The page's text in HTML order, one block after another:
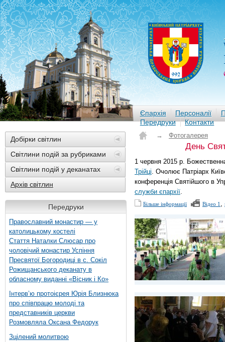
Єпархія Персоналії
Передруки
Контакти
Добірки світлин
Світлини подій за рубриками
Світлини подій у деканатах
Архів світлин
Передруки
Православний монастир — у
католицькому костелі
Стаття Наталки Слюсар про
чоловічий монастир Успіння
Пресвятої Богородиці в с. Сокіл
Рожищанського деканату в
обласному виданні «Вісник і Ко»
Інтерв’ю протоієрея Юрія Близнюка
про співпрацю молоді та
представників церкви
Розмовляла Оксана Федорук
Зцілений молитвою
→ Фотогалерея
День
1 червня 2015 р.
Трійці. Очолює Патріарх
конференція Святійшого в
служби єпархії.
Більше інформації Відео 1 ,